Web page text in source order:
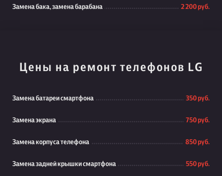
Замена бака, замена барабана 2 200 руб.
Цены на ремонт телефонов LG
Замена батареи смартфона 350 руб.
Замена экрана 750 руб.
Замена корпуса телефона 850 руб.
Замена задней крышки смартфона 550 руб.